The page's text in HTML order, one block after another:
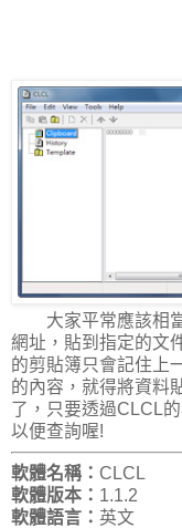
大家平常應該相當
網址，貼到指定的文
的剪貼簿只會記住上
的內容，就得將資料
了，只要透過CLCL
以便查詢喔!
軟體名稱： CLCL
軟體版本： 1.1.2
軟體語言： 英文